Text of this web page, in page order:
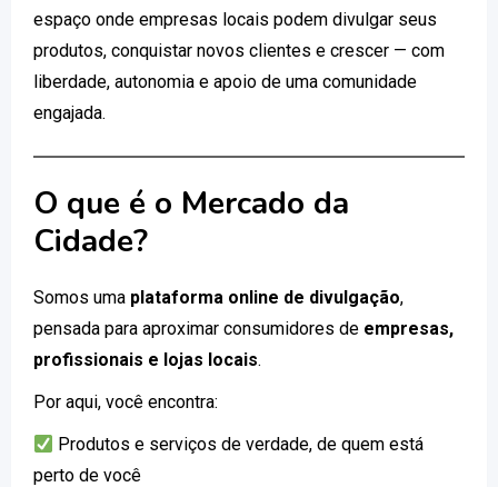
espaço onde empresas locais podem divulgar seus
produtos, conquistar novos clientes e crescer — com
liberdade, autonomia e apoio de uma comunidade
engajada.
O que é o Mercado da
Cidade?
Somos uma plataforma online de divulgação,
pensada para aproximar consumidores de empresas,
profissionais e lojas locais.
Por aqui, você encontra:
Produtos e serviços de verdade, de quem está
perto de você